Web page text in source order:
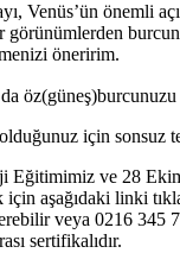
Venüs’ün önemli
görünümlerden
öneririm.
için sonsuz
Eğitimimiz ve 28
aşağıdaki linki
veya 0216 345
sertifikalıdır.